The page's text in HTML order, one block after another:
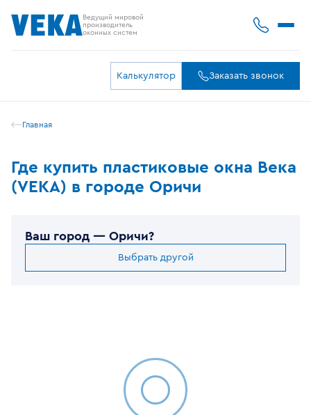
Ведущий мировой
производитель
оконных систем
Калькулятор Заказать звонок
Главная
Где купить пластиковые окна Века
(VEKA) в городе Оричи
Ваш город — Оричи?
Выбрать другой